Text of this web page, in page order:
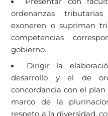
ordenanzas
exoneren o supriman
competencias
gobierno.
Dirigir la
desarrollo y el de
concordancia con el
marco de la
respeto a la diversidad,